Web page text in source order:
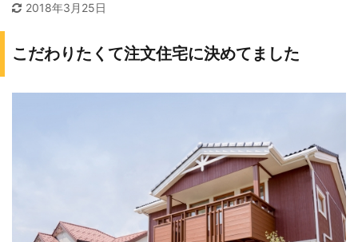
2018年3月25日
こだわりたくて注文住宅に決めてました